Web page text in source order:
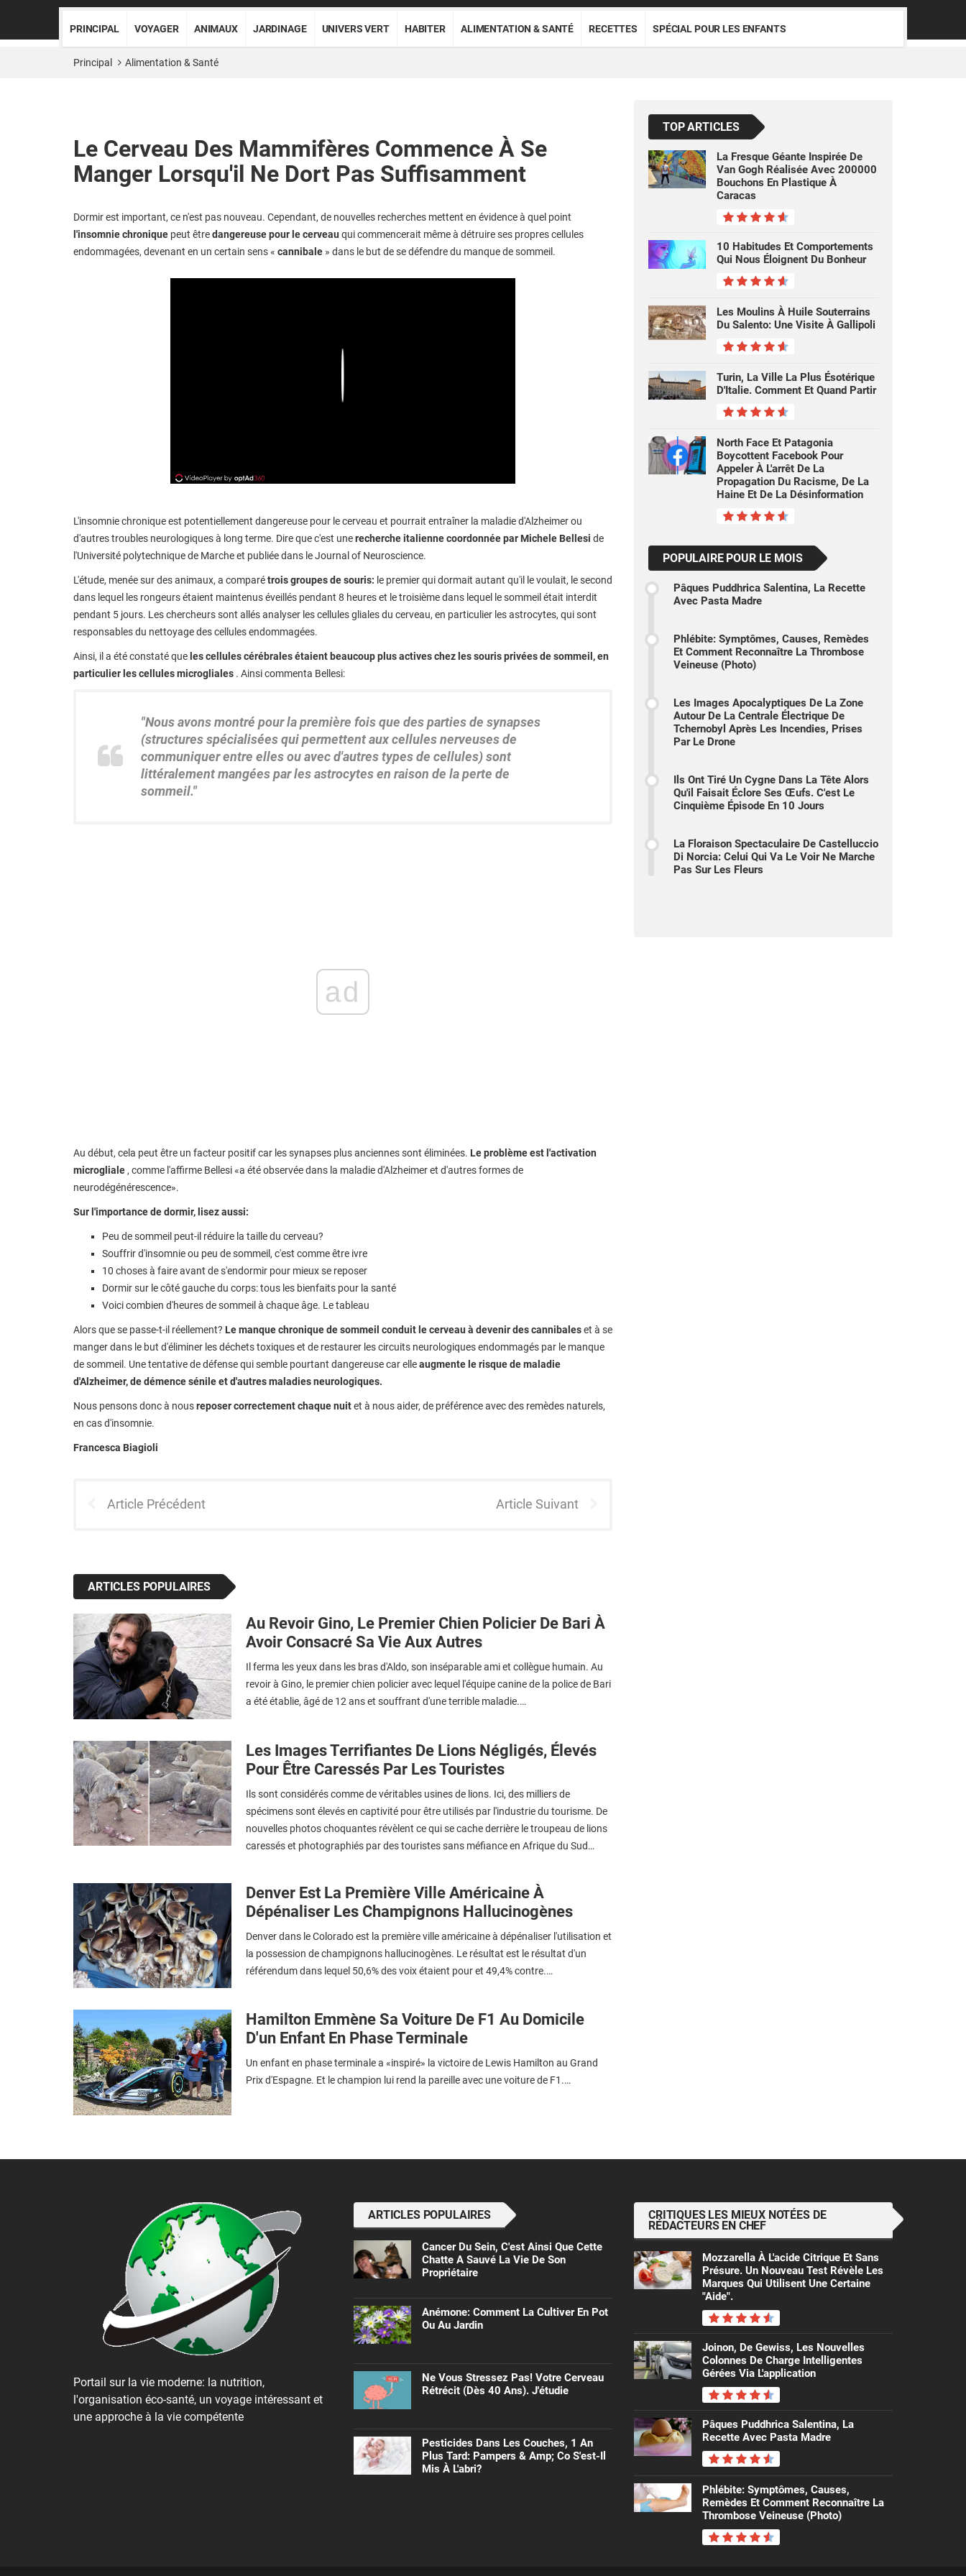
PRINCIPAL VOYAGER ANIMAUX JARDINAGE UNIVERS VERT HABITER ALIMENTATION & SANTÉ RECETTES SPÉCIAL POUR LES ENFANTS
Principal Alimentation & Santé
Le Cerveau Des Mammifères Commence À Se
Manger Lorsqu'il Ne Dort Pas Suffisamment
Dormir est important, ce n'est pas nouveau. Cependant, de nouvelles recherches mettent en évidence à quel point
l'insomnie chronique peut êtredangereuse pour le cerveau qui commencerait même à détruire ses propres cellules
endommagées, devenant en un certain sens « cannibale » dans le but de se défendre du manque de sommeil.
L'insomnie chronique est potentiellement dangereuse pour le cerveau et pourrait entraîner la maladie d'Alzheimer ou
d'autres troubles neurologiques à long terme. Dire que c'est unerecherche italienne coordonnée par Michele Bellesi de
l'Université polytechnique de Marche et publiée dans le Journal of Neuroscience.
L'étude, menée sur des animaux, a comparétrois groupes de souris: le premier qui dormait autant qu'il le voulait, le second
dans lequel les rongeurs étaient maintenus éveillés pendant 8 heures et le troisième dans lequel le sommeil était interdit
pendant 5 jours. Les chercheurs sont allés analyser les cellules gliales du cerveau, en particulier les astrocytes, qui sont
responsables du nettoyage des cellules endommagées.
Ainsi, il a été constaté que les cellules cérébrales étaient beaucoup plus actives chez les souris privées de sommeil, en
particulier les cellules microgliales . Ainsi commenta Bellesi:
"Nous avons montré pour la première fois que des parties de synapses
(structures spécialisées qui permettent aux cellules nerveuses de
communiquer entre elles ou avec d'autres types de cellules) sont
littéralement mangées par les astrocytes en raison de la perte de
sommeil."
ad
Au début, cela peut être un facteur positif car les synapses plus anciennes sont éliminées. Le problème est l'activation
microgliale , comme l'affirme Bellesi «a été observée dans la maladie d'Alzheimer et d'autres formes de
neurodégénérescence».
Sur l'importance de dormir, lisez aussi:
Peu de sommeil peut-il réduire la taille du cerveau?
Souffrir d'insomnie ou peu de sommeil, c'est comme être ivre
10 choses à faire avant de s'endormir pour mieux se reposer
Dormir sur le côté gauche du corps: tous les bienfaits pour la santé
Voici combien d'heures de sommeil à chaque âge. Le tableau
Alors que se passe-t-il réellement? Le manque chronique de sommeil conduit le cerveau à devenir des cannibaleset à se
manger dans le but d'éliminer les déchets toxiques et de restaurer les circuits neurologiques endommagés par le manque
de sommeil. Une tentative de défense qui semble pourtant dangereuse car elleaugmente le risque de maladie
d'Alzheimer, de démence sénile et d'autres maladies neurologiques.
Nous pensons donc à nousreposer correctement chaque nuitet à nous aider, de préférence avec des remèdes naturels,
en cas d'insomnie.
Francesca Biagioli
Article Précédent Article Suivant
ARTICLES POPULAIRES
Au Revoir Gino, Le Premier Chien Policier De Bari À
Avoir Consacré Sa Vie Aux Autres
Il ferma les yeux dans les bras d'Aldo, son inséparable ami et collègue humain. Au
revoir à Gino, le premier chien policier avec lequel l'équipe canine de la police de Bari
a été établie, âgé de 12 ans et souffrant d'une terrible maladie.…
Les Images Terrifiantes De Lions Négligés, Élevés
Pour Être Caressés Par Les Touristes
Ils sont considérés comme de véritables usines de lions. Ici, des milliers de
spécimens sont élevés en captivité pour être utilisés par l'industrie du tourisme. De
nouvelles photos choquantes révèlent ce qui se cache derrière le troupeau de lions
caressés et photographiés par des touristes sans méfiance en Afrique du Sud…
Denver Est La Première Ville Américaine À
Dépénaliser Les Champignons Hallucinogènes
Denver dans le Colorado est la première ville américaine à dépénaliser l'utilisation et
la possession de champignons hallucinogènes. Le résultat est le résultat d'un
référendum dans lequel 50,6% des voix étaient pour et 49,4% contre.…
Hamilton Emmène Sa Voiture De F1 Au Domicile
D'un Enfant En Phase Terminale
Un enfant en phase terminale a «inspiré» la victoire de Lewis Hamilton au Grand
Prix d'Espagne. Et le champion lui rend la pareille avec une voiture de F1.…
TOP ARTICLES
La Fresque Géante Inspirée De
Van Gogh Réalisée Avec 200000
Bouchons En Plastique À
Caracas
10 Habitudes Et Comportements
Qui Nous Éloignent Du Bonheur
Les Moulins À Huile Souterrains
Du Salento: Une Visite À Gallipoli
Turin, La Ville La Plus Ésotérique
D'Italie. Comment Et Quand Partir
North Face Et Patagonia
Boycottent Facebook Pour
Appeler À L'arrêt De La
Propagation Du Racisme, De La
Haine Et De La Désinformation
POPULAIRE POUR LE MOIS
Pâques Puddhrica Salentina, La Recette
Avec Pasta Madre
Phlébite: Symptômes, Causes, Remèdes
Et Comment Reconnaître La Thrombose
Veineuse (photo)
Les Images Apocalyptiques De La Zone
Autour De La Centrale Électrique De
Tchernobyl Après Les Incendies, Prises
Par Le Drone
Ils Ont Tiré Un Cygne Dans La Tête Alors
Qu'il Faisait Éclore Ses Œufs. C'est Le
Cinquième Épisode En 10 Jours
La Floraison Spectaculaire De Castelluccio
Di Norcia: Celui Qui Va Le Voir Ne Marche
Pas Sur Les Fleurs
Portail sur la vie moderne: la nutrition,
l'organisation éco-santé, un voyage intéressant et
une approche à la vie compétente
ARTICLES POPULAIRES
Cancer Du Sein, C'est Ainsi Que Cette
Chatte A Sauvé La Vie De Son
Propriétaire
Anémone: Comment La Cultiver En Pot
Ou Au Jardin
Ne Vous Stressez Pas! Votre Cerveau
Rétrécit (dès 40 Ans). J'étudie
Pesticides Dans Les Couches, 1 An
Plus Tard: Pampers & Amp; Co S'est-Il
Mis À L'abri?
CRITIQUES LES MIEUX NOTÉES DE
RÉDACTEURS EN CHEF
Mozzarella À L'acide Citrique Et Sans
Présure. Un Nouveau Test Révèle Les
Marques Qui Utilisent Une Certaine
"aide".
Joinon, De Gewiss, Les Nouvelles
Colonnes De Charge Intelligentes
Gérées Via L'application
Pâques Puddhrica Salentina, La
Recette Avec Pasta Madre
Phlébite: Symptômes, Causes,
Remèdes Et Comment Reconnaître La
Thrombose Veineuse (photo)